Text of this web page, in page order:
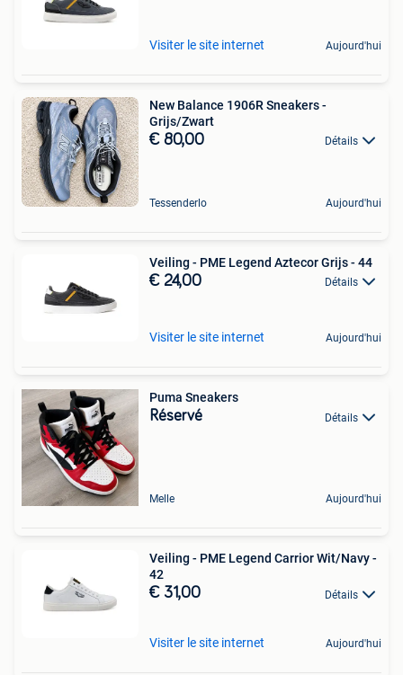
Visiter le site internet Aujourd'hui
New Balance 1906R Sneakers -
Grijs/Zwart
€ 80,00 Détails
Tessenderlo Aujourd'hui
Veiling - PME Legend Aztecor Grijs - 44
€ 24,00 Détails
Visiter le site internet Aujourd'hui
Puma Sneakers
Réservé Détails
Melle Aujourd'hui
Veiling - PME Legend Carrior Wit/Navy -
42
€ 31,00 Détails
Visiter le site internet Aujourd'hui